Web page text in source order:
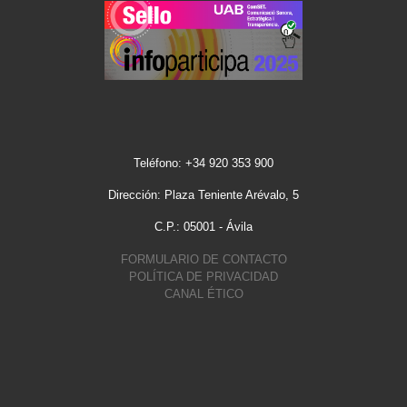
Teléfono: +34 920 353 900
Dirección: Plaza Teniente Arévalo, 5
C.P.: 05001 - Ávila
FORMULARIO DE CONTACTO
POLÍTICA DE PRIVACIDAD
CANAL ÉTICO